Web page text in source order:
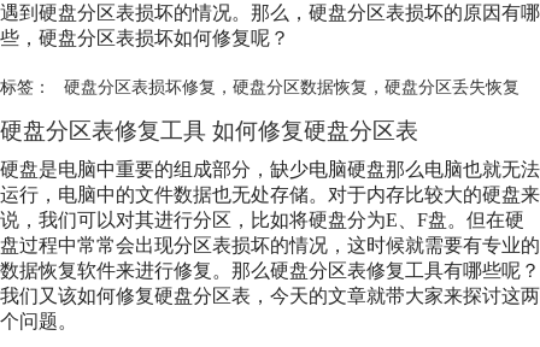
遇到硬盘分区表损坏的情况。那么，硬盘分区表损坏的原因有哪
些，硬盘分区表损坏如何修复呢？
标签： 硬盘分区表损坏修复 ， 硬盘分区数据恢复 ， 硬盘分区丢失恢复
硬盘分区表修复工具 如何修复硬盘分区表
硬盘是电脑中重要的组成部分，缺少电脑硬盘那么电脑也就无法
运行，电脑中的文件数据也无处存储。对于内存比较大的硬盘来
说，我们可以对其进行分区，比如将硬盘分为E、F盘。但在硬
盘过程中常常会出现分区表损坏的情况，这时候就需要有专业的
数据恢复软件来进行修复。那么硬盘分区表修复工具有哪些呢？
我们又该如何修复硬盘分区表，今天的文章就带大家来探讨这两
个问题。